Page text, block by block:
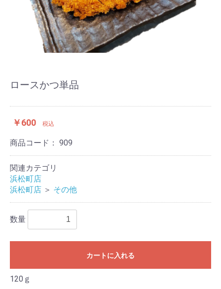
ロースかつ単品
￥600 税込
商品コード： 909
関連カテゴリ
浜松町店
浜松町店 ＞ その他
数量
カートに入れる
120ｇ